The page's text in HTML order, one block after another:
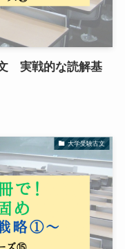
文 実戦的な読解基
大学受験古文